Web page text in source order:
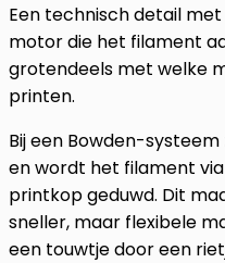
Een technisch detail
motor die het filament
grotendeels met welke
printen.
Bij een Bowden-
en wordt het filament
printkop geduwd. Dit
sneller, maar flexibele
een touwtje door een